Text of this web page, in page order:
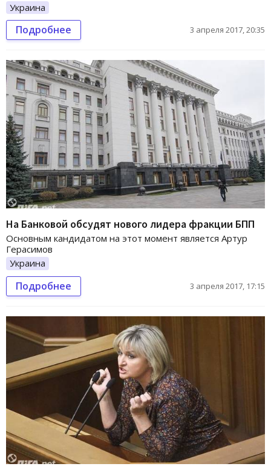
Украина
Подробнее 3 апреля 2017, 20:35
На Банковой обсудят нового лидера фракции БПП
Основным кандидатом на этот момент является Артур
Герасимов
Украина
Подробнее 3 апреля 2017, 17:15